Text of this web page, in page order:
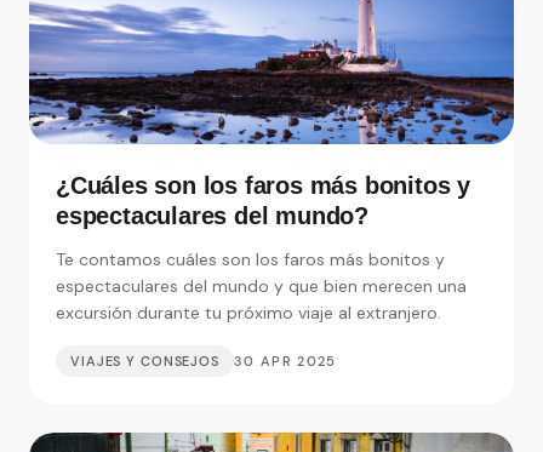
¿Cuáles son los faros más bonitos y
espectaculares del mundo?
Te contamos cuáles son los faros más bonitos y
espectaculares del mundo y que bien merecen una
excursión durante tu próximo viaje al extranjero.
VIAJES Y CONSEJOS 30 APR 2025